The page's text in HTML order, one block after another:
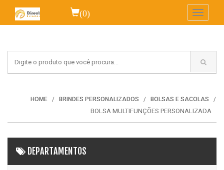
(0)
Toggle
HOME BRINDES PERSONALIZADOS BOLSAS E SACOLAS
BOLSA MULTIFUNÇÕES PERSONALIZADA
DEPARTAMENTOS